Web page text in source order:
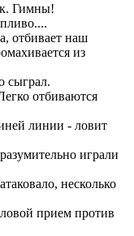
Гимны!
отбивает наш
из
сыграл.
отбиваются
линии - ловит
играли
несколько
прием против